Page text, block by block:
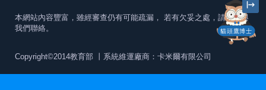
貓頭鷹博士
本網站內容豐富，雖經審查仍有可能疏漏， 若有欠妥之處，請隨時與
我們聯絡。
Copyright©2014教育部 丨系統維運廠商：卡米爾有限公司